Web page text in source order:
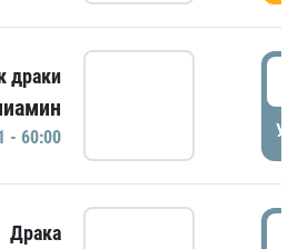
драки
- 60:00
Драка